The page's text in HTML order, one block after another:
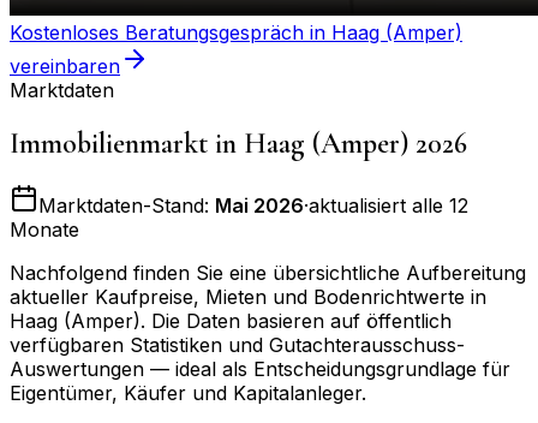
Kostenloses Beratungsgespräch in Haag (Amper)
vereinbaren
Marktdaten
Immobilienmarkt in Haag (Amper) 2026
Marktdaten-Stand: Mai 2026·aktualisiert alle 12
Monate
Nachfolgend finden Sie eine übersichtliche Aufbereitung
aktueller Kaufpreise, Mieten und Bodenrichtwerte in
Haag (Amper). Die Daten basieren auf öffentlich
verfügbaren Statistiken und Gutachterausschuss-
Auswertungen — ideal als Entscheidungsgrundlage für
Eigentümer, Käufer und Kapitalanleger.